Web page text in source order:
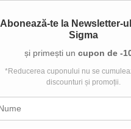
Abonează-te la Newsletter-
Sigma
și primești un cupon de -
*Reducerea cuponului nu se
discounturi și promoții.